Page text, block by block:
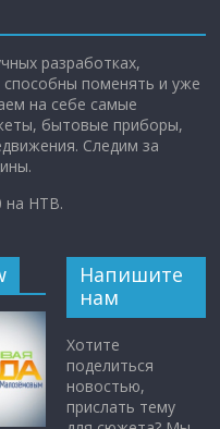
разработках,
способны поменять и уже
на себе самые
бытовые приборы,
Следим за
на НТВ.
Напишите
нам
Хотите
поделиться
новостью,
прислать тему